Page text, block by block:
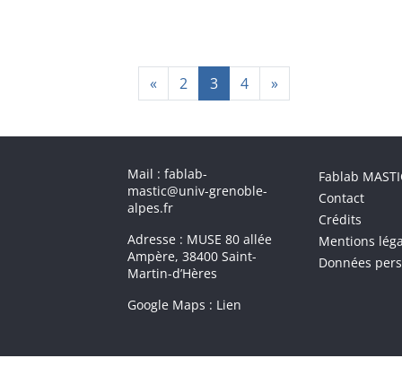
« 2 3 4 »
Mail : fablab-
mastic@univ-grenoble-
alpes.fr
Adresse : MUSE 80 allée
Ampère, 38400 Saint-
Martin-d’Hères
Google Maps : Lien
Menu
Fablab
Contact
Crédits
Mentions
Données